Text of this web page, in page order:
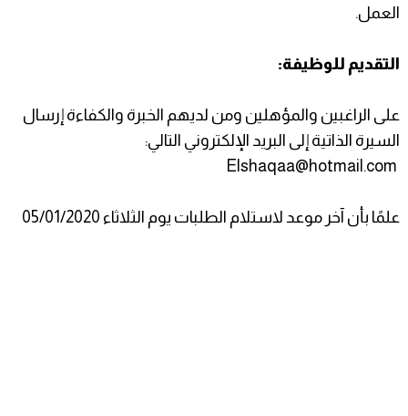
العمل.
التقديم للوظيفة:
على الراغبين والمؤهلين ومن لديهم الخبرة والكفاءة إرسال
السيرة الذاتية إلى البريد الإلكتروني التالي:
علمًا بأن آخر موعد لاستلام الطلبات يوم الثلاثاء 05/01/2020